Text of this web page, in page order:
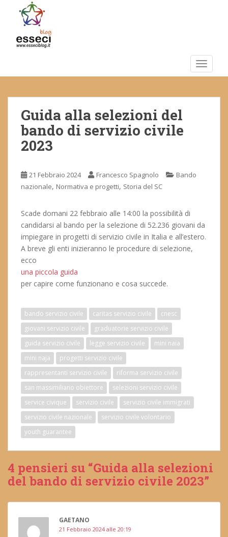
m
Guida alla selezioni del
bando di servizio civile
2023
21 Febbraio 2024 Francesco Spagnolo
Bando
nazionale, Normativa e progetti, Storia del SC
Scade domani 22 febbraio alle 14:00 la possibilità di
candidarsi al bando per la selezione di 52.236 giovani da
impiegare in progetti di servizio civile in Italia e all’estero.
A breve gli enti inizieranno le procedure di selezione,
ecco
una piccola guida
per capire come funzionano e cosa succede.
bando servizio civile caritas servizio civile
cnesc
giovani servizio civile
graduatorie servizio civile
guida servizio civile
legge servizio civile
mini naia
mini naja
progetti servizio civile
rappresentanti servizio civile
riforma servizio civile
san massimiliano obiettore
selezioni servizio civile
service civique
servizio civile
servizio civile immigrati
servizio civile nazionale
servizio civile volontario
youth guarantee
4 pensieri su “Guida alla selezioni
del bando di servizio civile 2023”
GAETANO
21 Febbraio 2024 alle 20:19